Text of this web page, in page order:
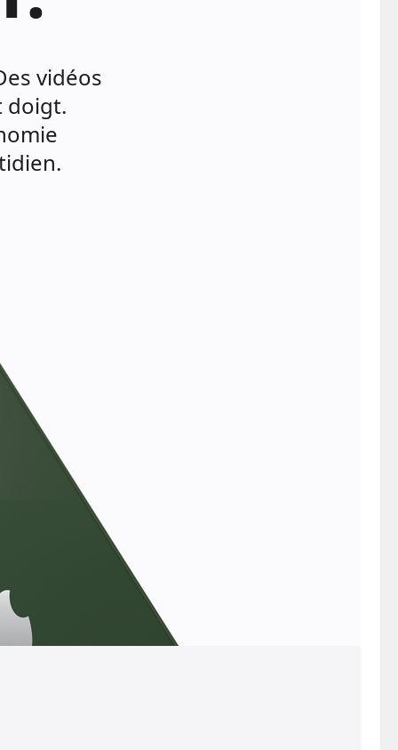
vidéos
doigt.